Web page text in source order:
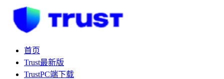
首页
Trust最新版
TrustPC端下载